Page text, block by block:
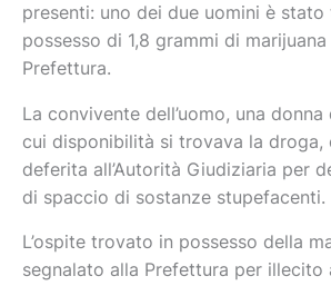
presenti: uno dei due uomini è
possesso di 1,8 grammi di
Prefettura.
La convivente dell’uomo, una donna
cui disponibilità si trovava la droga,
deferita all’Autorità Giudiziaria per
di spaccio di sostanze stupefacenti.
​L’ospite trovato in possesso della
segnalato alla Prefettura per illecito